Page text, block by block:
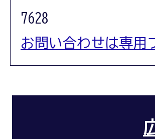
7628
お問い合わせは専用